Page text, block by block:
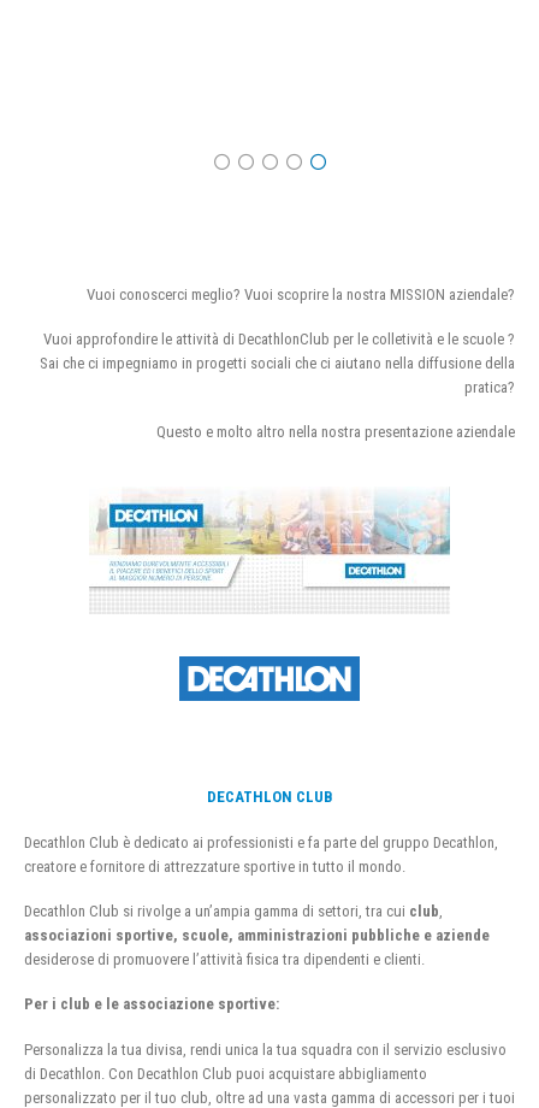
Vuoi conoscerci meglio? Vuoi scoprire la nostra MISSION aziendale?
Vuoi approfondire le attività di DecathlonClub per le colletività e le scuole ?
Sai che ci impegniamo in progetti sociali che ci aiutano nella diffusione della
pratica?
Questo e molto altro nella nostra presentazione aziendale
DECATHLON CLUB
Decathlon Club è dedicato ai professionisti e fa parte del gruppo Decathlon,
creatore e fornitore di attrezzature sportive in tutto il mondo.
Decathlon Club si rivolge a un’ampia gamma di settori, tra cui club
associazioni sportive, scuole, amministrazioni pubbliche e aziende
desiderose di promuovere l’attività fisica tra dipendenti e clienti.
Per i club e le associazione sportive:
Personalizza la tua divisa, rendi unica la tua squadra con il servizio esclusivo
di Decathlon. Con Decathlon Club puoi acquistare abbigliamento
personalizzato per il tuo club, oltre ad una vasta gamma di accessori per i tuoi